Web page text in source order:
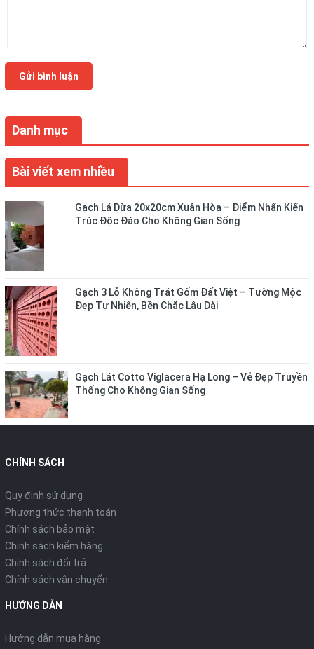
Danh mục
Bài viết xem nhiều
Gạch Lá Dừa 20x20cm Xuân Hòa – Điểm Nhấn Kiến
Trúc Độc Đáo Cho Không Gian Sống
Gạch 3 Lỗ Không Trát Gốm Đất Việt – Tường Mộc
Đẹp Tự Nhiên, Bền Chắc Lâu Dài
Gạch Lát Cotto Viglacera Hạ Long – Vẻ Đẹp Truyền
Thống Cho Không Gian Sống
Gửi bình luận
CHÍNH SÁCH
Quy định sử dụng
Phương thức thanh toán
Chính sách bảo mật
Chính sách kiểm hàng
Chính sách đổi trả
Chính sách vận chuyển
HƯỚNG DẪN
Hướng dẫn mua hàng